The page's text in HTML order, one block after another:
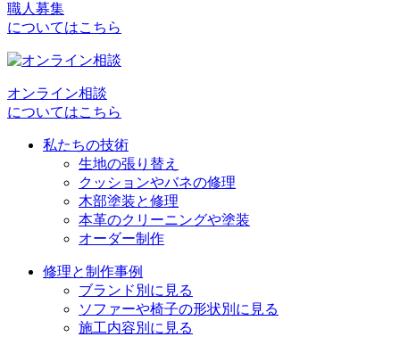
ナ
ビ
ー
職人募集
についてはこちら
オンライン相談
についてはこちら
私たちの技術
生地の張り替え
クッションやバネの修理
木部塗装と修理
本革のクリーニングや塗装
オーダー制作
修理と制作事例
ブランド別に見る
ソファーや椅子の形状別に見る
施工内容別に見る